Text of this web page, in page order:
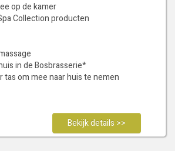
op de kamer
Collection producten
in de Bosbrasserie*
tas om mee naar huis te nemen
Bekijk details >>